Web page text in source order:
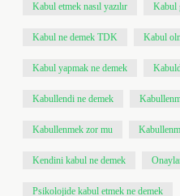
Kabul etmek nasıl yazılır Kabul
Kabul ne demek TDK Kabul
Kabul yapmak ne demek
Kabullendi ne demek
Kabullenmek zor mu
Kendini kabul ne demek
Psikolojide kabul etmek ne demek